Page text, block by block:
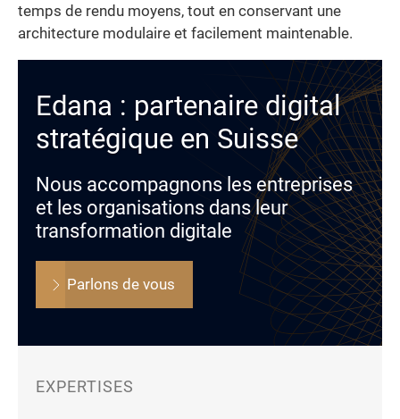
temps de rendu moyens, tout en conservant une
architecture modulaire et facilement maintenable.
Edana : partenaire digital
stratégique en Suisse
Nous accompagnons les entreprises
et les organisations dans leur
transformation digitale
Parlons de vous
EXPERTISES